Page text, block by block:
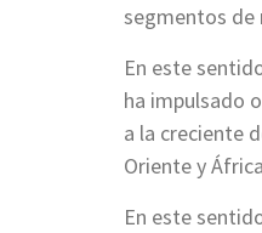
segmentos de
En este
ha impulsado
a la creciente
Oriente y
En este